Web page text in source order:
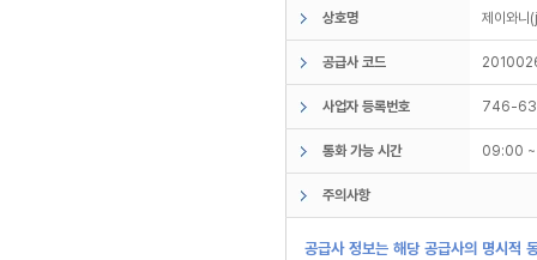
상호명 제이와
공급사 코드
사업자 등록번호 746-
통화 가능 시간 09:00
주의사항
공급사 정보는 해당 공급사의 명시적